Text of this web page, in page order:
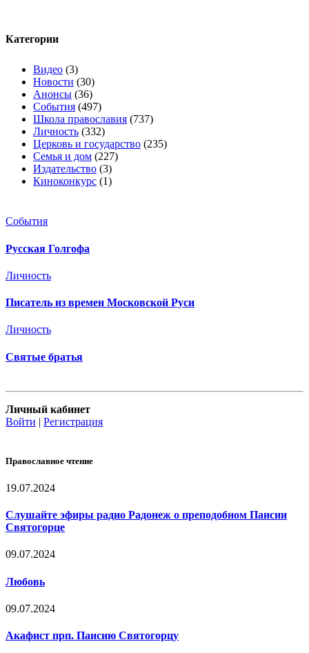
Категории
Видео (3)
Новости (30)
Анонсы (36)
События (497)
Школа православия (737)
Личность (332)
Церковь и государство (235)
Семья и дом (227)
Издательство (3)
Киноконкурс (1)
События
Русская Голгофа
Личность
Писатель из времен Московской Руси
Личность
Святые братья
Личный кабинет
Войти | Регистрация
Православное чтение
19.07.2024
Слушайте эфиры радио Радонеж о преподобном Паисии
Святогорце
09.07.2024
Любовь
09.07.2024
Акафист прп. Паисию Святогорцу